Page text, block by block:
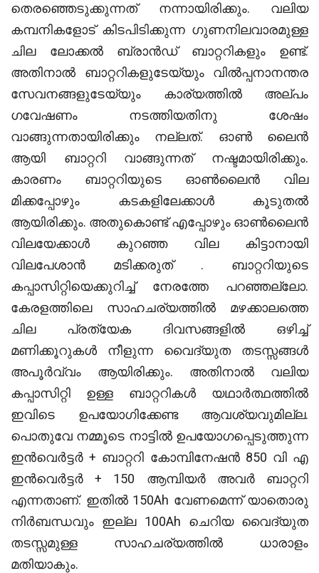
തെരഞ്ഞെടുക്കുന്നത് നന്നായിരിക്കും. വലിയ
കമ്പനികളോട് കിടപിടിക്കുന്ന ഗുണനിലവാരമുള്ള
ചില ലോക്കൽ ബ്രാൻഡ് ബാറ്ററികളും ഉണ്ട്.
അതിനാൽ ബാറ്ററികളുടേയ്യും വിൽപ്പനാനന്തര
സേവനങ്ങളുടേയ്യും കാര്യത്തിൽ അല്പം
ഗവേഷണം നടത്തിയതിനു ശേഷം
വാങ്ങുന്നതായിരിക്കും നല്ലത്. ഓൺ ലൈൻ
ആയി ബാറ്ററി വാങ്ങുന്നത് നഷ്ടമായിരിക്കും.
കാരണം ബാറ്ററിയുടെ ഓൺലൈൻ വില
മിക്കപ്പോഴും കടകളിലേക്കാൾ കൂടുതൽ
ആയിരിക്കും. അതുകൊണ്ട് എപ്പോഴും ഓൺലൈൻ
വിലയേക്കാൾ കുറഞ്ഞ വില കിട്ടാനായി
വിലപേശാൻ മടിക്കരുത് . ബാറ്ററിയുടെ
കപ്പാസിറ്റിയെക്കുറിച്ച് നേരത്തേ പറഞ്ഞല്ലോ.
കേരളത്തിലെ സാഹചര്യത്തിൽ മഴക്കാലത്തെ
ചില പ്രത്യേക ദിവസങ്ങളിൽ ഒഴിച്ച്
മണിക്കൂറുകൾ നീളുന്ന വൈദ്യുത തടസ്സങ്ങൾ
അപൂർവ്വം ആയിരിക്കും. അതിനാൽ വലിയ
കപ്പാസിറ്റി ഉള്ള ബാറ്ററികൾ യഥാർത്ഥത്തിൽ
ഇവിടെ ഉപയോഗിക്കേണ്ട ആവശ്യവുമില്ല.
പൊതുവേ നമ്മൂടെ നാട്ടിൽ ഉപയോഗപ്പെടുത്തുന്ന
ഇൻവെർട്ടർ + ബാറ്ററി കോമ്പിനേഷൻ 850 വി എ
ഇൻവെർട്ടർ + 150 ആമ്പിയർ അവർ ബാറ്ററി
എന്നതാണ്. ഇതിൽ 150Ah വേണമെന്ന് യാതൊരു
നിർബന്ധവും ഇല്ല 100Ah ചെറിയ വൈദ്യുത
തടസ്സമുള്ള സാഹചര്യത്തിൽ ധാരാളം
മതിയാകും.